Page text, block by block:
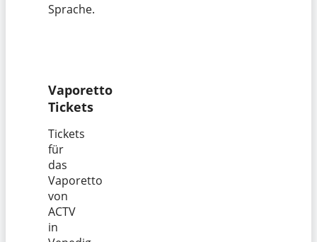
Sprache.
Vaporetto
Tickets
Tickets
für
das
Vaporetto
von
ACTV
in